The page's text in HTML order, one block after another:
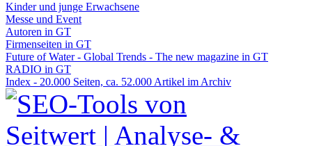
Kinder und junge Erwachsene
Messe und Event
Autoren in GT
Firmenseiten in GT
Future of Water - Global Trends - The new magazine in GT
RADIO in GT
Index - 20.000 Seiten, ca. 52.000 Artikel im Archiv